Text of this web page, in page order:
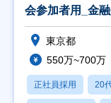
会参加者用_金
東京都
550万~700万
正社員採用 20